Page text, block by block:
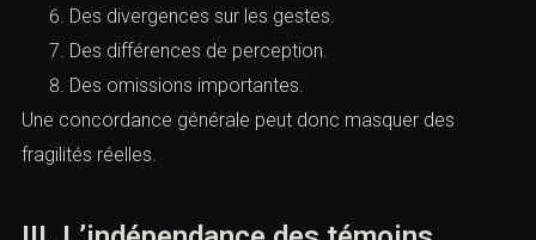
Des variations de lieux.
Des imprécisions.
Des ajouts progressifs.
Des contradictions d’horaires.
Des divergences sur les gestes.
Des omissions importantes.